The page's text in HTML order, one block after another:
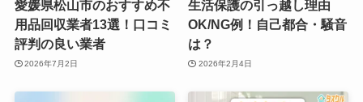
愛媛県松山市のおすすめ不
用品回収業者13選！口コミ
評判の良い業者
2026年7月2日
生活保護の引っ越し理由
OK/NG例！自己都合・騒音
は？
2026年2月4日